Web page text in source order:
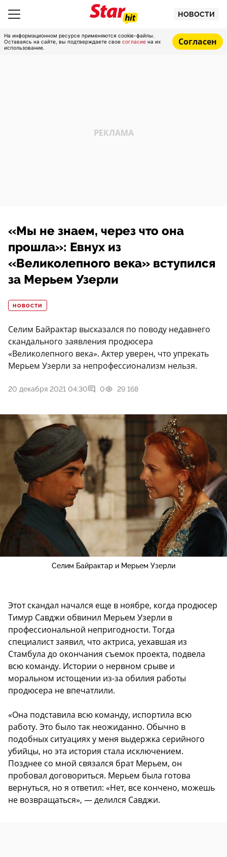
НОВОСТИ
На информационном ресурсе применяются cookie-файлы.
Оставаясь на сайте, вы подтверждаете свое согласие на их
использование.
Согласен
«Мы не знаем, через что она
прошла»: Евнух из
«Великолепного века» вступился
за Мерьем Узерли
НОВОСТИ
Селим Байрактар высказался по поводу недавнего
скандального заявления продюсера
«Великолепного века». Актер уверен, что упрекать
Мерьем Узерли за непрофессионализм нельзя.
20 декабря 2021 04:30 0 29 168
Селим Байрактар и Мерьем Узерли
Этот скандал начался еще в ноябре, когда продюсер
Тимур Савджи обвинил Мерьем Узерли в
профессиональной непригодности. Тогда
специалист заявил, что актриса, уехавшая из
Стамбула до окончания съемок проекта, подвела
всю команду. Истории о нервном срыве и
моральном истощении из-за обилия работы
продюсера не впечатлили.
«Она подставила всю команду, испортила всю
работу. Это было так неожиданно. Обычно в
подобных ситуациях у меня выдержка серийного
убийцы, но эта история стала исключением.
Позднее со мной связался брат Мерьем, он
пробовал договориться. Мерьем была готова
вернуться, но я ответил: «Нет, все кончено, можешь
не возвращаться», — делился Савджи.